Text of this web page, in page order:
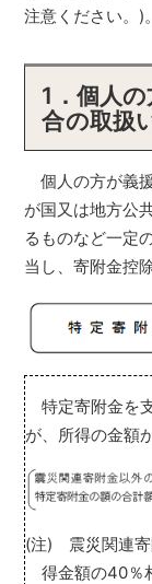
注意ください。)。
1．個人
合の取扱
個人の方が義
が国又は地方公
るものなど一定
当し、寄附金控
特定寄附金を
が、所得の金額
(注) 震災関連寄
得金額の40％